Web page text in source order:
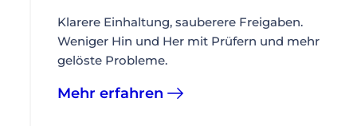
Klarere Einhaltung, sauberere Freigaben.
Weniger Hin und Her mit Prüfern und mehr
gelöste Probleme.
Mehr erfahren